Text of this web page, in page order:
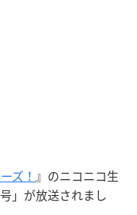
ズ！ 』のニコニコ生
」が放送されまし